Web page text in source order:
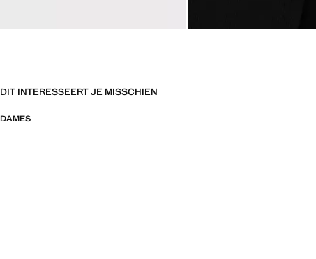
DIT INTERESSEERT JE MISSCHIEN
DAMES